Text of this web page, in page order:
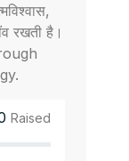
रखती है।
Raised